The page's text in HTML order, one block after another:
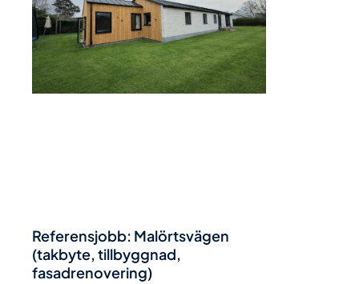
Referensjobb: Malörtsvägen
(takbyte, tillbyggnad,
fasadrenovering)